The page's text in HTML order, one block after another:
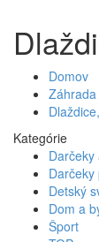
Domov
Záhrada
Kategórie
Darčeky
Detský
Dom a
Šport